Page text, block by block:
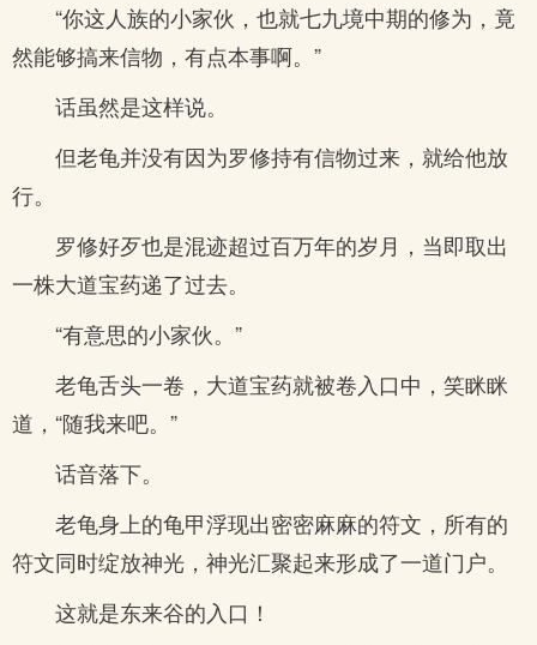
“你这人族的小家伙，也就七九境中期的修为，竟
然能够搞来信物，有点本事啊。”
话虽然是这样说。
但老龟并没有因为罗修持有信物过来，就给他放
行。
罗修好歹也是混迹超过百万年的岁月，当即取出
一株大道宝药递了过去。
“有意思的小家伙。”
老龟舌头一卷，大道宝药就被卷入口中，笑眯眯
道，“随我来吧。”
话音落下。
老龟身上的龟甲浮现出密密麻麻的符文，所有的
符文同时绽放神光，神光汇聚起来形成了一道门户。
这就是东来谷的入口！